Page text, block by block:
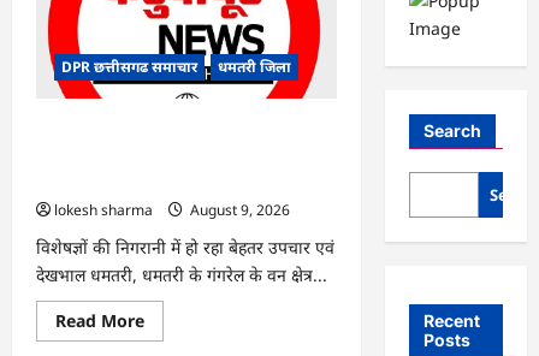
DPR छत्तीसगढ समाचार धमतरी जिला
lokesh sharma
August 9, 2026
विशेषज्ञों की निगरानी में हो रहा बेहतर उपचार एवं
देखभाल धमतरी, धमतरी के गंगरेल के वन क्षेत्र...
Read MoreRead
more
Search
Recent
Posts